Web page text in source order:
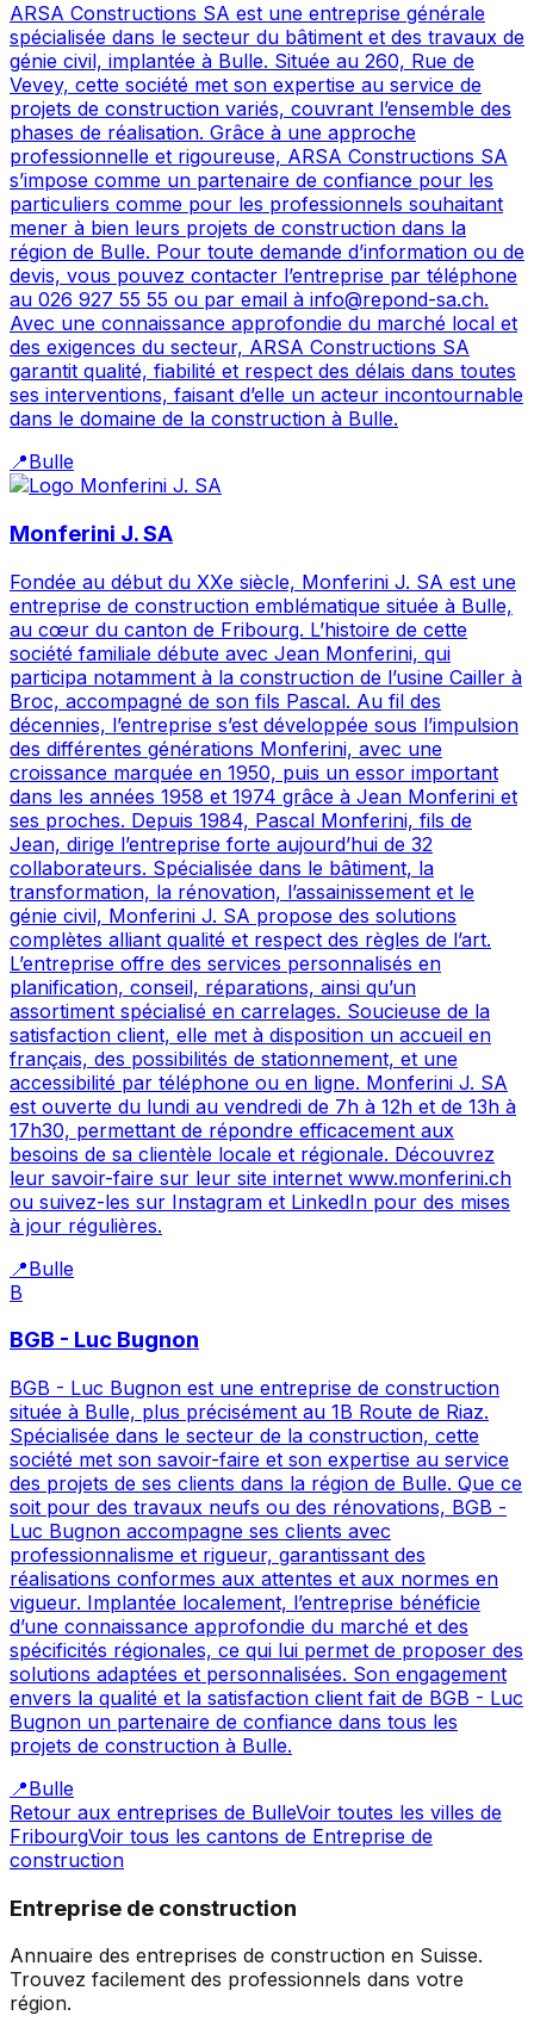
ARSA Constructions SA est une entreprise générale
spécialisée dans le secteur du bâtiment et des travaux de
génie civil, implantée à Bulle. Située au 260, Rue de
Vevey, cette société met son expertise au service de
projets de construction variés, couvrant l’ensemble des
phases de réalisation. Grâce à une approche
professionnelle et rigoureuse, ARSA Constructions SA
s’impose comme un partenaire de confiance pour les
particuliers comme pour les professionnels souhaitant
mener à bien leurs projets de construction dans la
région de Bulle. Pour toute demande d’information ou de
devis, vous pouvez contacter l’entreprise par téléphone
au 026 927 55 55 ou par email à info@repond-sa.ch.
Avec une connaissance approfondie du marché local et
des exigences du secteur, ARSA Constructions SA
garantit qualité, fiabilité et respect des délais dans toutes
ses interventions, faisant d’elle un acteur incontournable
dans le domaine de la construction à Bulle.
📍Bulle
Monferini J. SA
Fondée au début du XXe siècle, Monferini J. SA est une
entreprise de construction emblématique située à Bulle,
au cœur du canton de Fribourg. L’histoire de cette
société familiale débute avec Jean Monferini, qui
participa notamment à la construction de l’usine Cailler à
Broc, accompagné de son fils Pascal. Au fil des
décennies, l’entreprise s’est développée sous l’impulsion
des différentes générations Monferini, avec une
croissance marquée en 1950, puis un essor important
dans les années 1958 et 1974 grâce à Jean Monferini et
ses proches. Depuis 1984, Pascal Monferini, fils de
Jean, dirige l’entreprise forte aujourd’hui de 32
collaborateurs. Spécialisée dans le bâtiment, la
transformation, la rénovation, l’assainissement et le
génie civil, Monferini J. SA propose des solutions
complètes alliant qualité et respect des règles de l’art.
L’entreprise offre des services personnalisés en
planification, conseil, réparations, ainsi qu’un
assortiment spécialisé en carrelages. Soucieuse de la
satisfaction client, elle met à disposition un accueil en
français, des possibilités de stationnement, et une
accessibilité par téléphone ou en ligne. Monferini J. SA
est ouverte du lundi au vendredi de 7h à 12h et de 13h à
17h30, permettant de répondre efficacement aux
besoins de sa clientèle locale et régionale. Découvrez
leur savoir-faire sur leur site internet www.monferini.ch
ou suivez-les sur Instagram et LinkedIn pour des mises
à jour régulières.
📍Bulle
B
BGB - Luc Bugnon
BGB - Luc Bugnon est une entreprise de construction
située à Bulle, plus précisément au 1B Route de Riaz.
Spécialisée dans le secteur de la construction, cette
société met son savoir-faire et son expertise au service
des projets de ses clients dans la région de Bulle. Que ce
soit pour des travaux neufs ou des rénovations, BGB -
Luc Bugnon accompagne ses clients avec
professionnalisme et rigueur, garantissant des
réalisations conformes aux attentes et aux normes en
vigueur. Implantée localement, l’entreprise bénéficie
d’une connaissance approfondie du marché et des
spécificités régionales, ce qui lui permet de proposer des
solutions adaptées et personnalisées. Son engagement
envers la qualité et la satisfaction client fait de BGB - Luc
Bugnon un partenaire de confiance dans tous les
projets de construction à Bulle.
📍Bulle
Retour aux entreprises de BulleVoir toutes les villes de
FribourgVoir tous les cantons de Entreprise de
construction
Entreprise de construction
Annuaire des entreprises de construction en Suisse.
Trouvez facilement des professionnels dans votre
région.